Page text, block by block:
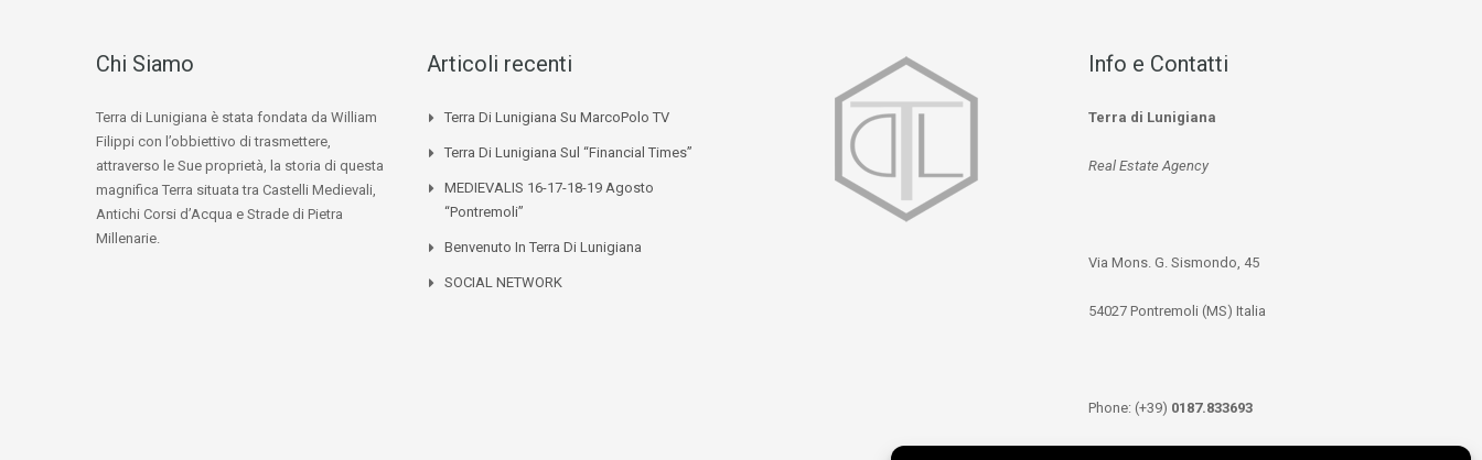
Chi Siamo
Terra di Lunigiana è stata fondata da William
Filippi con l’obbiettivo di trasmettere,
attraverso le Sue proprietà, la storia di questa
magnifica Terra situata tra Castelli Medievali,
Antichi Corsi d’Acqua e Strade di Pietra
Millenarie.
Articoli recenti
Terra Di Lunigiana Su MarcoPolo TV
Terra Di Lunigiana Sul “Financial Times”
MEDIEVALIS 16-17-18-19 Agosto
“Pontremoli”
Benvenuto In Terra Di Lunigiana
SOCIAL NETWORK
Info e Contatti
Terra di Lunigiana
Real Estate Agency
Via Mons. G. Sismondo, 45
54027 Pontremoli (MS) Italia
Phone: (+39) 0187.833693